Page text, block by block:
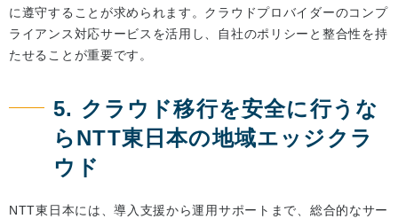
に遵守することが求められます。クラウドプロバイダーのコンプ
ライアンス対応サービスを活用し、自社のポリシーと整合性を持
たせることが重要です。
5. クラウド移行を安全に行うな
らNTT東日本の地域エッジクラ
ウド
NTT東日本には、導入支援から運用サポートまで、総合的なサー